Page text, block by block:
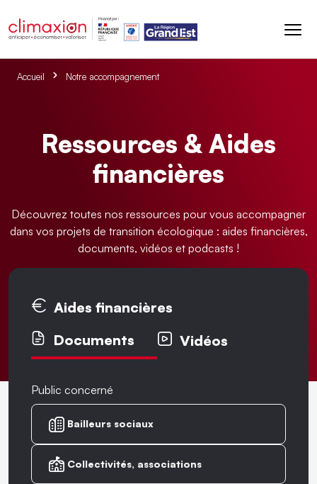
Accueil Notre accompagnement
Ressources & Aides
financières
Découvrez toutes nos ressources pour vous accompagner
dans vos projets de transition écologique : aides financières,
documents, vidéos et podcasts !
Onglets principaux
Aides financières
Documents
Vidéos
Public concerné
Bailleurs sociaux
Collectivités, associations